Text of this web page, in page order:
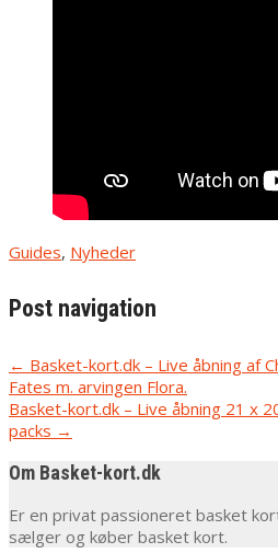
Guides, Nyheder
Post navigation
← Basket-kort.dk – Live åbning af
Fates m. arvingen Flora.
Basket-kort.dk – Live åbning 21 x
packs →
Om Basket-kort.dk
Er en privat passioneret basket
sælger og køber basket kort.